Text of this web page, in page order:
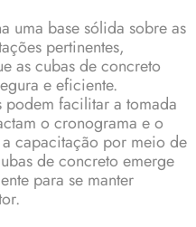
uma base sólida sobre as
pertinentes,
as cubas de concreto
e eficiente.
facilitar a tomada
o cronograma e o
capacitação por meio de
de concreto emerge
para se manter